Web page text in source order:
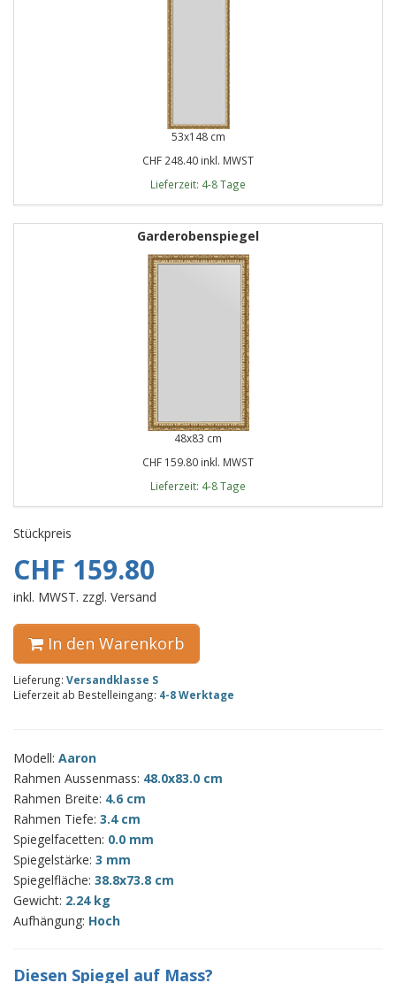
53x148 cm
CHF 248.40 inkl. MWST
Lieferzeit: 4-8 Tage
Garderobenspiegel
48x83 cm
CHF 159.80 inkl. MWST
Lieferzeit: 4-8 Tage
Stückpreis
CHF 159.80
inkl. MWST. zzgl. Versand
In den Warenkorb
Lieferung: Versandklasse S
Lieferzeit ab Bestelleingang: 4-8 Werktage
Modell: Aaron
Rahmen Aussenmass: 48.0x83.0 cm
Rahmen Breite: 4.6 cm
Rahmen Tiefe: 3.4 cm
Spiegelfacetten: 0.0 mm
Spiegelstärke: 3 mm
Spiegelfläche: 38.8x73.8 cm
Gewicht: 2.24 kg
Aufhängung: Hoch
Diesen Spiegel auf Mass?